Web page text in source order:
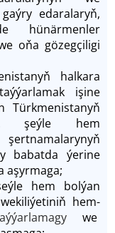
edaralaryň,
hünärmenler
oňa gözegçiligi
halkara
işine
Türkmenistanyň
şeýle hem
babatda ýerine
aşyrmaga;
hem bolýan
hem-
we